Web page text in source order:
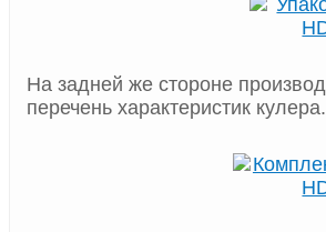
На задней же стороне
перечень характеристик кулера.